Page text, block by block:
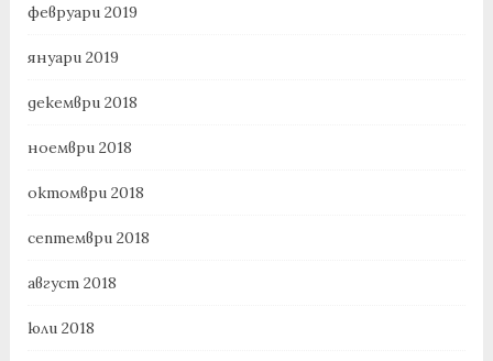
февруари 2019
януари 2019
декември 2018
ноември 2018
октомври 2018
септември 2018
август 2018
юли 2018